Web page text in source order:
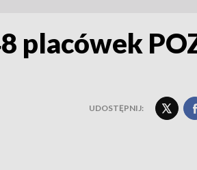
placówek
UDOSTĘPNIJ: